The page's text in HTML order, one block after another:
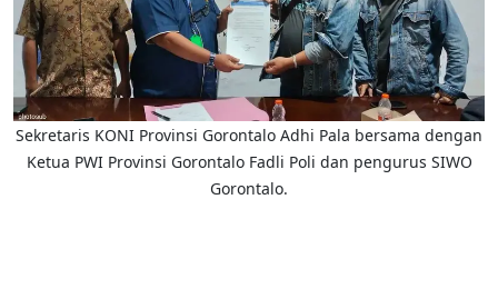
Sekretaris KONI Provinsi Gorontalo Adhi Pala bersama dengan
Ketua PWI Provinsi Gorontalo Fadli Poli dan pengurus SIWO
Gorontalo.